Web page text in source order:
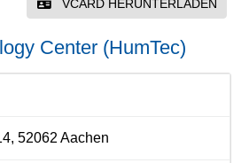
VCARD HERUNTERLADEN
Center (HumTec)
52062 Aachen